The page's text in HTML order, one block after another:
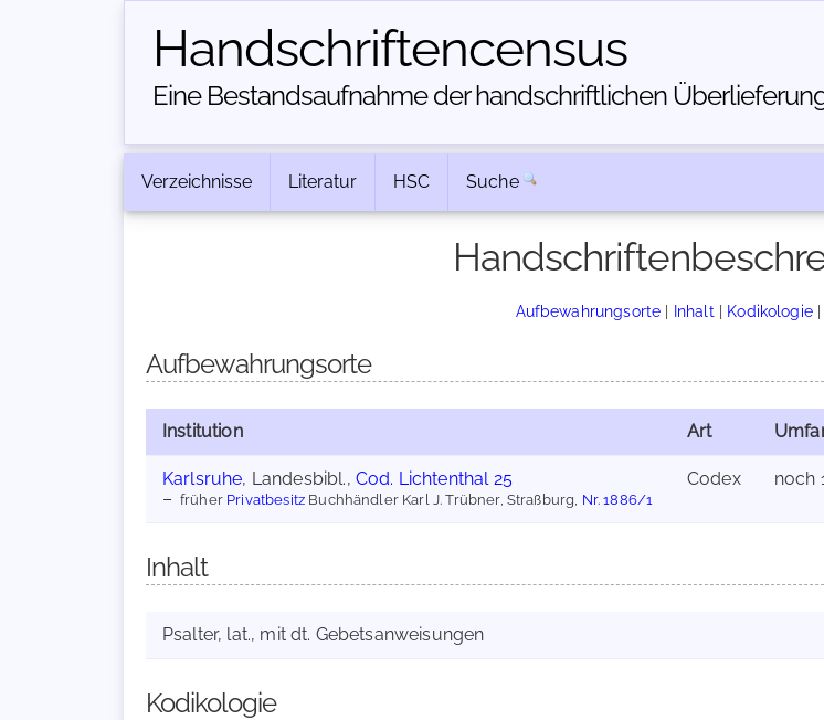
Handschriften­census
Eine Bestandsaufnahme der handschriftlichen
Verzeichnisse Literatur HSC Suche
Aufbewahrungsorte | Inhalt | Kodikologie|
Aufbewahrungsorte
Institution Art
Karlsruhe, Landesbibl., Cod. Lichtenthal 25
früher Privatbesitz Buchhändler Karl J. Trübner, Straßburg, Nr. 1886/1
Codex noch
Inhalt
Psalter, lat., mit dt. Gebetsanweisungen
Kodikologie